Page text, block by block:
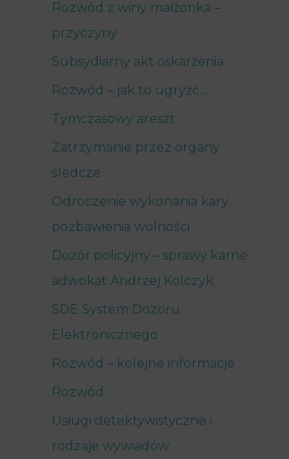
Rozwód z winy małżonka –
przyczyny
Subsydiarny akt oskarżenia
Rozwód – jak to ugryźć…
Tymczasowy areszt
Zatrzymanie przez organy
śledcze
Odroczenie wykonania kary
pozbawienia wolności
Dozór policyjny – sprawy karne
adwokat Andrzej Kolczyk
SDE System Dozoru
Elektronicznego
Rozwód – kolejne informacje
Rozwód
Usługi detektywistyczne i
rodzaje wywiadów